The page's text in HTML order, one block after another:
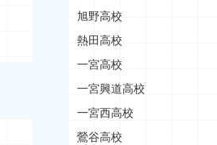
旭野高校
熱田高校
一宮高校
一宮興道高校
一宮西高校
鶯谷高校